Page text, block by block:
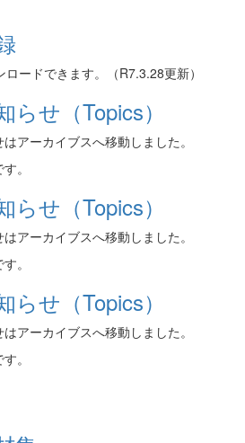
ロードできます。（R7.3.28更新）
せ（Topics）
アーカイブスへ移動しました。
。
せ（Topics）
アーカイブスへ移動しました。
。
せ（Topics）
アーカイブスへ移動しました。
。